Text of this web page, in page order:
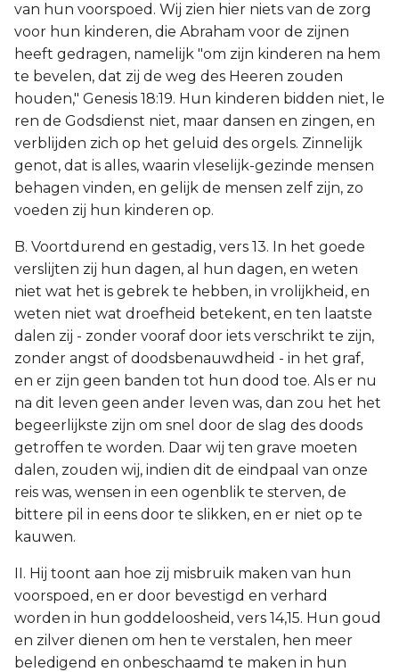
van hun voorspoed. Wij zien hier niets van de zorg
voor hun kinderen, die Abraham voor de zijnen
heeft gedragen, namelijk "om zijn kinderen na hem
te bevelen, dat zij de weg des Heeren zouden
houden," Genesis 18:19. Hun kinderen bidden niet, le
ren de Godsdienst niet, maar dansen en zingen, en
verblijden zich op het geluid des orgels. Zinnelijk
genot, dat is alles, waarin vleselijk-gezinde mensen
behagen vinden, en gelijk de mensen zelf zijn, zo
voeden zij hun kinderen op.
B. Voortdurend en gestadig, vers 13. In het goede
verslijten zij hun dagen, al hun dagen, en weten
niet wat het is gebrek te hebben, in vrolijkheid, en
weten niet wat droefheid betekent, en ten laatste
dalen zij - zonder vooraf door iets verschrikt te zijn,
zonder angst of doodsbenauwdheid - in het graf,
en er zijn geen banden tot hun dood toe. Als er nu
na dit leven geen ander leven was, dan zou het het
begeerlijkste zijn om snel door de slag des doods
getroffen te worden. Daar wij ten grave moeten
dalen, zouden wij, indien dit de eindpaal van onze
reis was, wensen in een ogenblik te sterven, de
bittere pil in eens door te slikken, en er niet op te
kauwen.
II. Hij toont aan hoe zij misbruik maken van hun
voorspoed, en er door bevestigd en verhard
worden in hun goddeloosheid, vers 14,15. Hun goud
en zilver dienen om hen te verstalen, hen meer
beledigend en onbeschaamd te maken in hun